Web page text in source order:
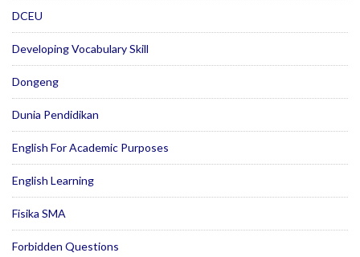
DCEU
Developing Vocabulary Skill
Dongeng
Dunia Pendidikan
English For Academic Purposes
English Learning
Fisika SMA
Forbidden Questions